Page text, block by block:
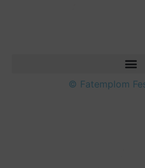
© Fatemplom